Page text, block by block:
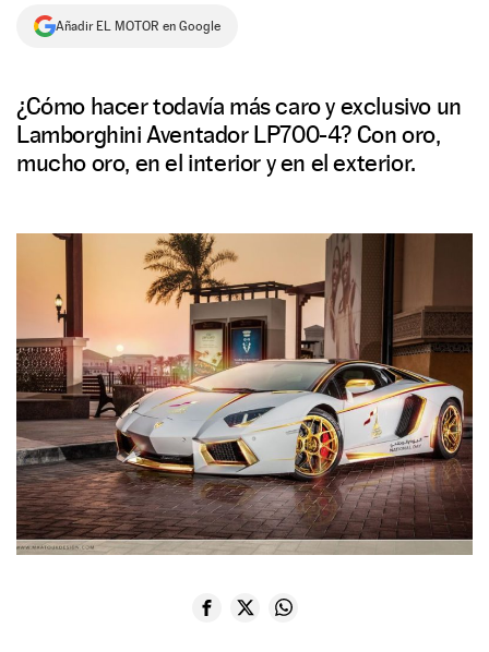
NEWSLETTER
SÍGUENOS
Añadir EL MOTOR en Google
¿Cómo hacer todavía más caro y exclusivo un
Lamborghini Aventador LP700-4? Con oro,
mucho oro, en el interior y en el exterior.